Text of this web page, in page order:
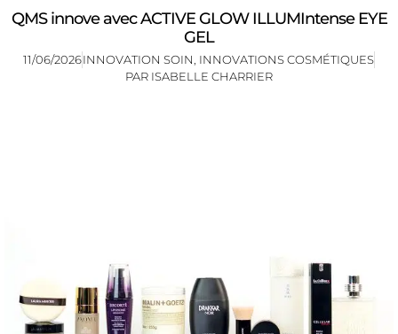
QMS innove avec ACTIVE GLOW ILLUMIntense EYE
GEL
11/06/2026INNOVATION SOIN INNOVATIONS COSMÉTIQUES
PAR ISABELLE CHARRIER